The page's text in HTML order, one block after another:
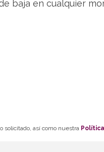
baja en cualquier
solicitado, así como nuestra